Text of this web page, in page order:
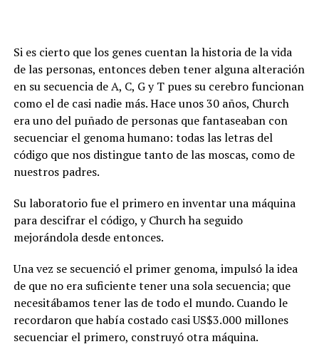
Si es cierto que los genes cuentan la historia de la vida
de las personas, entonces deben tener alguna alteración
en su secuencia de A, C, G y T pues su cerebro funcionan
como el de casi nadie más. Hace unos 30 años, Church
era uno del puñado de personas que fantaseaban con
secuenciar el genoma humano: todas las letras del
código que nos distingue tanto de las moscas, como de
nuestros padres.
Su laboratorio fue el primero en inventar una máquina
para descifrar el código, y Church ha seguido
mejorándola desde entonces.
Una vez se secuenció el primer genoma, impulsó la idea
de que no era suficiente tener una sola secuencia; que
necesitábamos tener las de todo el mundo. Cuando le
recordaron que había costado casi US$3.000 millones
secuenciar el primero, construyó otra máquina.